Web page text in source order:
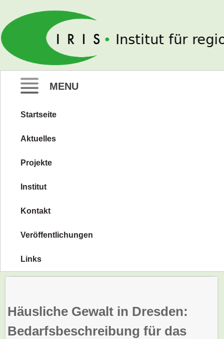
IRIS e. V.
MENU
Zum
springen
Startseite
Aktuelles
Projekte
Institut
Kontakt
Veröffentlichungen
Links
Häusliche Gewalt in Dresden:
Bedarfsbeschreibung für das